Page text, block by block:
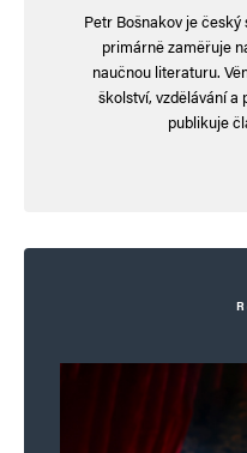
Zkuste přeladit z
zpravodajství.
Vím, že je to
a budete to
letech.
Jan
Petr Bošnakov je
primárně zaměřuje
naučnou literaturu.
školství, vzdělávání
publikuje